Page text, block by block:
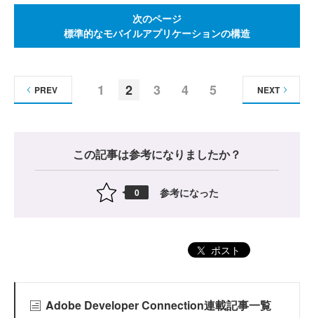
次のページ
標準的なモバイルアプリケーションの構造
1 2 3 4 5
PREV NEXT
この記事は参考になりましたか？
0 参考になった
ポスト
Adobe Developer Connection連載記事一覧